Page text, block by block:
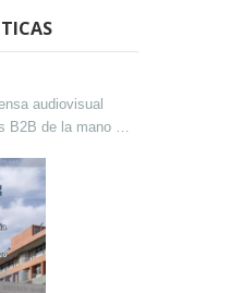
audiovisual
B2B de la mano de